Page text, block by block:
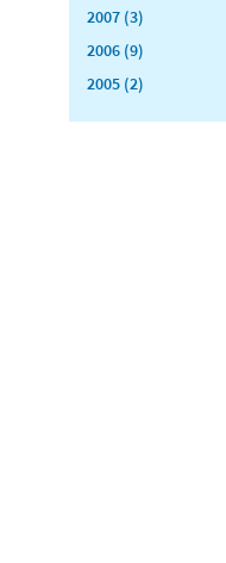
2007 (3)
2006 (9)
2005 (2)